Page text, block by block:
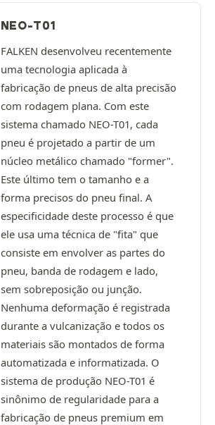
NEO-T01
FALKEN desenvolveu recentemente
uma tecnologia aplicada à
fabricação de pneus de alta precisão
com rodagem plana. Com este
sistema chamado NEO-T01, cada
pneu é projetado a partir de um
núcleo metálico chamado "former".
Este último tem o tamanho e a
forma precisos do pneu final. A
especificidade deste processo é que
ele usa uma técnica de "fita" que
consiste em envolver as partes do
pneu, banda de rodagem e lado,
sem sobreposição ou junção.
Nenhuma deformação é registrada
durante a vulcanização e todos os
materiais são montados de forma
automatizada e informatizada. O
sistema de produção NEO-T01 é
sinônimo de regularidade para a
fabricação de pneus premium em